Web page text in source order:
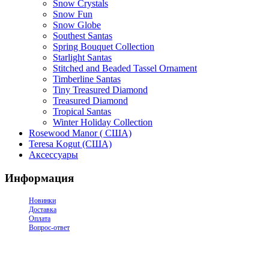
Snow Crystals
Snow Fun
Snow Globe
Southest Santas
Spring Bouquet Collection
Starlight Santas
Stitched and Beaded Tassel Ornament
Timberline Santas
Tiny Treasured Diamond
Treasured Diamond
Tropical Santas
Winter Holiday Collection
Rosewood Manor ( США)
Teresa Kogut (США)
Аксессуары
Информация
Новинки
Доставка
Оплата
Вопрос-ответ